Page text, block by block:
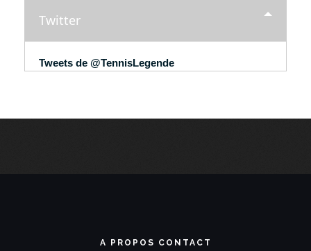
Twitter
Tweets de @TennisLegende
A PROPOS CONTACT